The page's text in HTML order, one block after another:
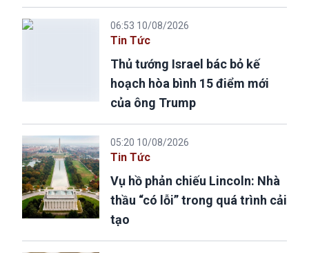
06:53 10/08/2026
Tin Tức
Thủ tướng Israel bác bỏ kế
hoạch hòa bình 15 điểm mới
của ông Trump
05:20 10/08/2026
Tin Tức
Vụ hồ phản chiếu Lincoln: Nhà
thầu “có lỗi” trong quá trình cải
tạo